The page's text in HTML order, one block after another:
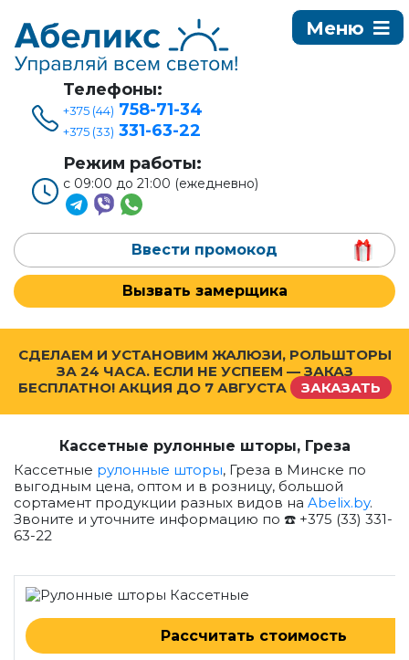
Телефоны:
+375 (44) 758-71-34
+375 (33) 331-63-22
Режим работы:
с 09:00 до 21:00 (ежедневно)
Ввести промокод
Вызвать замерщика
СДЕЛАЕМ И УСТАНОВИМ ЖАЛЮЗИ, РОЛЬШТОРЫ
ЗА 24 ЧАСА. ЕСЛИ НЕ УСПЕЕМ — ЗАКАЗ
БЕСПЛАТНО! АКЦИЯ ДО 7 АВГУСТА ЗАКАЗАТЬ
Кассетные рулонные шторы, Греза
Кассетные рулонные шторы, Греза в Минске по
выгодным цена, оптом и в розницу, большой
сортамент продукции разных видов на Abelix.by.
Звоните и уточните информацию по ☎️ +375 (33) 331-
63-22
Рассчитать стоимость